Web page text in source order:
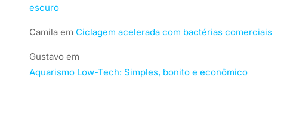
escuro
Camila em Ciclagem acelerada com bactérias comerciais
Gustavo em
Aquarismo Low-Tech: Simples, bonito e econômico